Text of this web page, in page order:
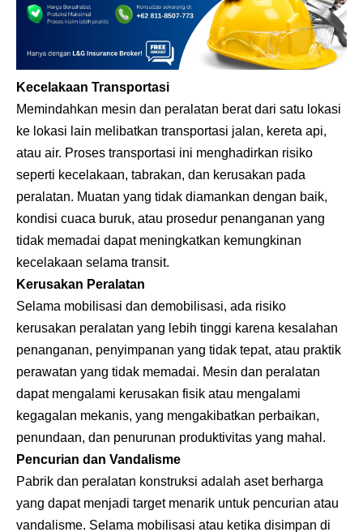
Kecelakaan Transportasi
Memindahkan mesin dan peralatan berat dari satu lokasi
ke lokasi lain melibatkan transportasi jalan, kereta api,
atau air. Proses transportasi ini menghadirkan risiko
seperti kecelakaan, tabrakan, dan kerusakan pada
peralatan. Muatan yang tidak diamankan dengan baik,
kondisi cuaca buruk, atau prosedur penanganan yang
tidak memadai dapat meningkatkan kemungkinan
kecelakaan selama transit.
Kerusakan Peralatan
Selama mobilisasi dan demobilisasi, ada risiko
kerusakan peralatan yang lebih tinggi karena kesalahan
penanganan, penyimpanan yang tidak tepat, atau praktik
perawatan yang tidak memadai. Mesin dan peralatan
dapat mengalami kerusakan fisik atau mengalami
kegagalan mekanis, yang mengakibatkan perbaikan,
penundaan, dan penurunan produktivitas yang mahal.
Pencurian dan Vandalisme
Pabrik dan peralatan konstruksi adalah aset berharga
yang dapat menjadi target menarik untuk pencurian atau
vandalisme. Selama mobilisasi atau ketika disimpan di